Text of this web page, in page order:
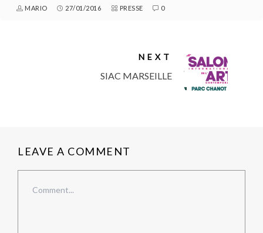
MARIO 27/01/2016 PRESSE 0
NEXT
SIAC MARSEILLE
LEAVE A COMMENT